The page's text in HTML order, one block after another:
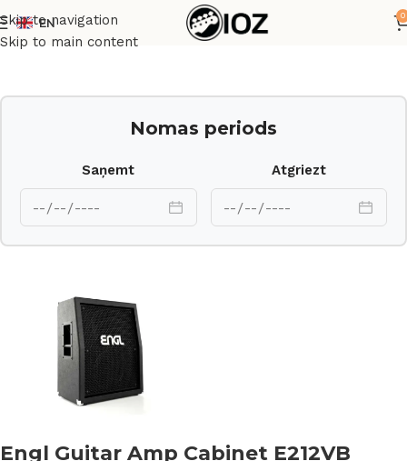
Skip to navigation
Skip to main content
EN
0
Sākums Pastiprinātāji
Nomas periods
Saņemt Atgriezt
Engl Guitar Amp Cabinet E212VB